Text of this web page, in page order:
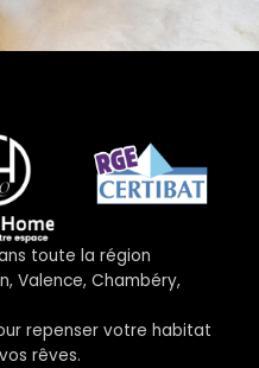
toute la région
Valence, Chambéry,
repenser votre habitat
rêves.